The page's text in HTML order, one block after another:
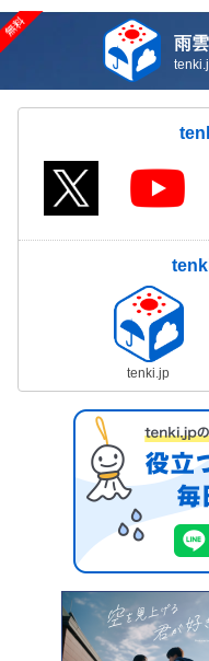
雨
tenki.jp